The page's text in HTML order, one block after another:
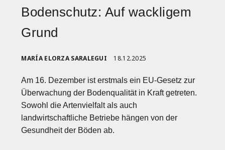
Bodenschutz: Auf wackligem
Grund
MARÍA ELORZA SARALEGUI 18.12.2025
Am 16. Dezember ist erstmals ein EU-Gesetz zur
Überwachung der Bodenqualität in Kraft getreten.
Sowohl die Artenvielfalt als auch
landwirtschaftliche Betriebe hängen von der
Gesundheit der Böden ab.